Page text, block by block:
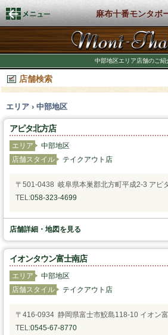
麻布十番モンタボ
中部地区エリア店舗のご紹
店舗検索
エリア › 中部地区
アピタ北方店
エリア
中部地区
店舗スタイル
テイクアウト店
〒501-0438 岐阜県本巣郡北方町平成2-3 アピ
TEL:058-323-4699
店舗詳細・地図を見る
イオンタウン富士南店
エリア
中部地区
店舗スタイル
テイクアウト店
〒416-0934 静岡県富士市鮫島118-10 イオン
TEL:0545-67-8770
トップページ
店舗検索
新着情報
商品情報
店舗スタイル
私たちのこだわり
商品づくり
スタッフの心得
銘水食パン 吟屋久島